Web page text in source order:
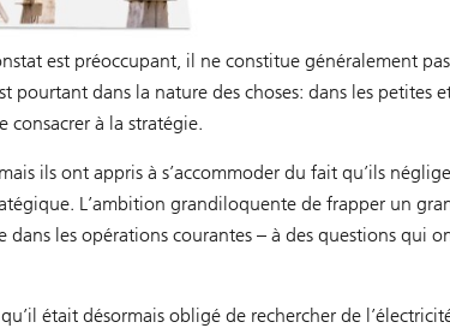
est préoccupant, il ne constitue généralement
pourtant dans la nature des choses: dans les
consacrer à la stratégie.
ils ont appris à s’accommoder du fait qu’ils
L’ambition grandiloquente de frapper un
dans les opérations courantes – à des questions qui
était désormais obligé de rechercher de